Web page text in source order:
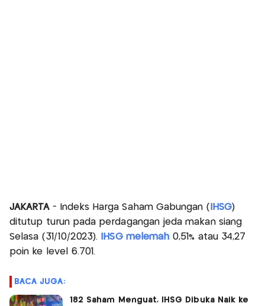
JAKARTA - Indeks Harga Saham Gabungan ( IHSG)
ditutup turun pada perdagangan jeda makan siang
Selasa (31/10/2023).
IHSG melemah 0,51% atau 34,27
poin ke level 6.701.
BACA JUGA:
182 Saham Menguat, IHSG Dibuka Naik ke